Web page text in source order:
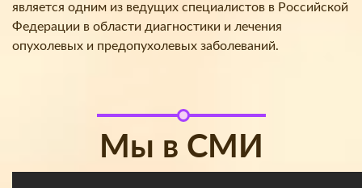
является одним из ведущих специалистов в Российской
Федерации в области диагностики и лечения
опухолевых и предопухолевых заболеваний.
Мы в СМИ